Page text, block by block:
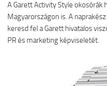
A Garett Activity Style okosórák
Magyarországon is. A
keresd fel a Garett hivatalos
PR és marketing képviseletét.